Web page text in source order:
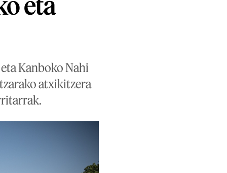
Kanboko Nahi
atxikitzera